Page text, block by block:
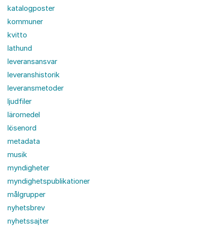
katalogposter
kommuner
kvitto
lathund
leveransansvar
leveranshistorik
leveransmetoder
ljudfiler
läromedel
lösenord
metadata
musik
myndigheter
myndighetspublikationer
målgrupper
nyhetsbrev
nyhetssajter